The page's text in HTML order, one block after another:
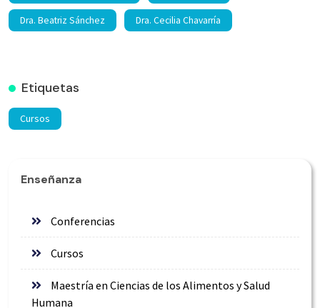
Dra. Beatriz Sánchez Dra. Cecilia Chavarría
Etiquetas
Cursos
Enseñanza
Conferencias
Cursos
Maestría en Ciencias de los Alimentos y Salud
Humana